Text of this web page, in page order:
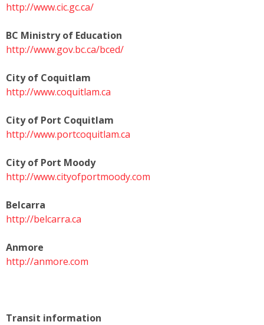
http://www.cic.gc.ca/
BC Ministry of Education
http://www.gov.bc.ca/bced/
City of Coquitlam
http://www.coquitlam.ca
City of Port Coquitlam
http://www.portcoquitlam.ca
City of Port Moody
http://www.cityofportmoody.com
Belcarra
http://belcarra.ca
Anmore
http://anmore.com
Transit information